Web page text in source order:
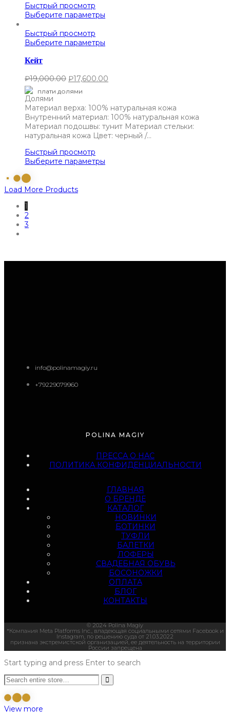
Быстрый просмотр
Выберите параметры
Быстрый просмотр
Выберите параметры
Кейт
₽19,000.00 ₽17,600.00
плати долями
Материал верха: 100% натуральная кожа
Внутренний материал: 100% натуральная кожа
Материал подошвы: тунит Материал стельки:
натуральная кожа Цвет: черный /…
Быстрый просмотр
Выберите параметры
Load More Products
1
2
3
info@polinamagiy.ru
+79229079960
POLINA MAGIY
ПРЕССА О НАС
ПОЛИТИКА КОНФИДЕНЦИАЛЬНОСТИ
ГЛАВНАЯ
О БРЕНДЕ
КАТАЛОГ
НОВИНКИ
БОТИНКИ
ТУФЛИ
БАЛЕТКИ
ЛОФЕРЫ
СВАДЕБНАЯ ОБУВЬ
БОСОНОЖКИ
ОПЛАТА
БЛОГ
КОНТАКТЫ
© 2024 Polina Magiy
*Компания Meta Platforms Inc., владеющая социальными сетями Facebook и
Instagram, по решению суда от 21.03.2022
признана экстремистской организацией, ее деятельность на территории
России запрещена
Start typing and press Enter to search
View more